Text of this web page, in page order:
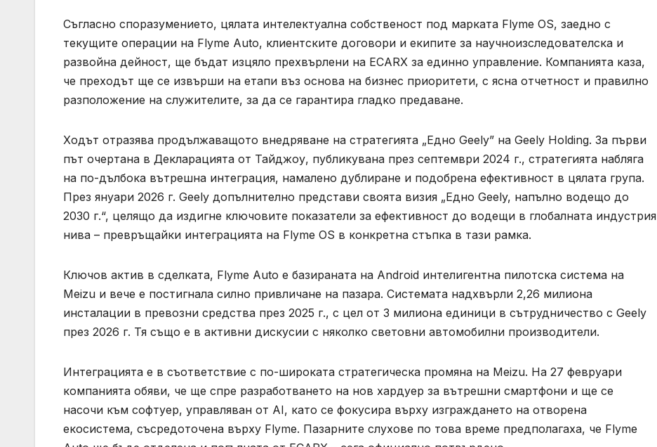
Съгласно споразумението, цялата интелектуална собственост под марката Flyme OS, заедно с
текущите операции на Flyme Auto, клиентските договори и екипите за научноизследователска и
развойна дейност, ще бъдат изцяло прехвърлени на ECARX за единно управление. Компанията каза,
че преходът ще се извърши на етапи въз основа на бизнес приоритети, с ясна отчетност и правилно
разположение на служителите, за да се гарантира гладко предаване.
Ходът отразява продължаващото внедряване на стратегията „Едно Geely” на Geely Holding. За първи
път очертана в Декларацията от Тайджоу, публикувана през септември 2024 г., стратегията набляга
на по-дълбока вътрешна интеграция, намалено дублиране и подобрена ефективност в цялата група.
През януари 2026 г. Geely допълнително представи своята визия „Едно Geely, напълно водещо до
2030 г.“, целящо да издигне ключовите показатели за ефективност до водещи в глобалната индустрия
нива – превръщайки интеграцията на Flyme OS в конкретна стъпка в тази рамка.
Ключов актив в сделката, Flyme Auto е базираната на Android интелигентна пилотска система на
Meizu и вече е постигнала силно привличане на пазара. Системата надхвърли 2,26 милиона
инсталации в превозни средства през 2025 г., с цел от 3 милиона единици в сътрудничество с Geely
през 2026 г. Тя също е в активни дискусии с няколко световни автомобилни производители.
Интеграцията е в съответствие с по-широката стратегическа промяна на Meizu. На 27 февруари
компанията обяви, че ще спре разработването на нов хардуер за вътрешни смартфони и ще се
насочи към софтуер, управляван от AI, като се фокусира върху изграждането на отворена
екосистема, съсредоточена върху Flyme. Пазарните слухове по това време предполагаха, че Flyme